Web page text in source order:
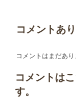
コメントあ
コメントはまだあり
コメントは
す。